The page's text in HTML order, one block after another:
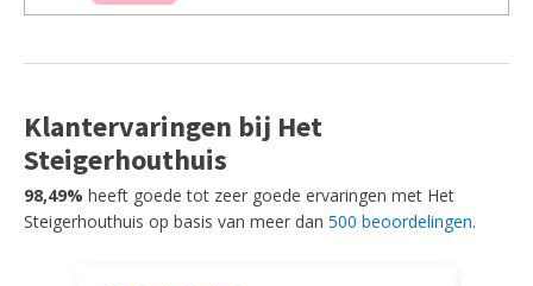
Klantervaringen bij Het
Steigerhouthuis
98,49% heeft goede tot zeer goede ervaringen met Het
Steigerhouthuis op basis van meer dan 500 beoordelingen.